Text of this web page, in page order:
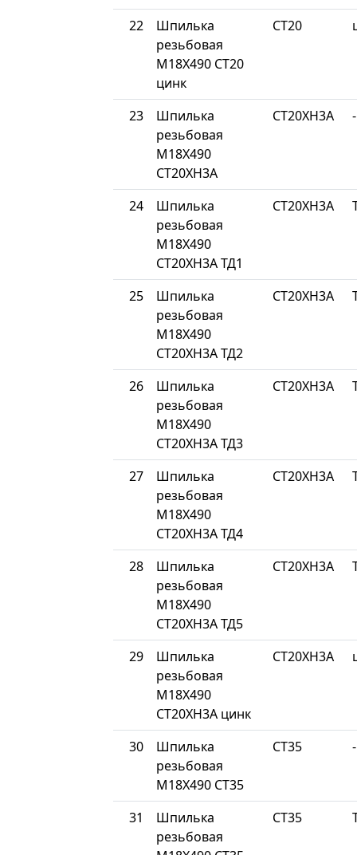
22
Шпилька
резьбовая
М18Х490 СТ20
цинк
СТ20
23
Шпилька
резьбовая
М18Х490
СТ20ХН3А
СТ20ХН3А -
24
Шпилька
резьбовая
М18Х490
СТ20ХН3А ТД1
СТ20ХН3А
25
Шпилька
резьбовая
М18Х490
СТ20ХН3А ТД2
СТ20ХН3А
26
Шпилька
резьбовая
М18Х490
СТ20ХН3А ТД3
СТ20ХН3А
27
Шпилька
резьбовая
М18Х490
СТ20ХН3А ТД4
СТ20ХН3А
28
Шпилька
резьбовая
М18Х490
СТ20ХН3А ТД5
СТ20ХН3А
29
Шпилька
резьбовая
М18Х490
СТ20ХН3А цинк
СТ20ХН3А
30
Шпилька
резьбовая
М18Х490 СТ35
СТ35 -
31
Шпилька
резьбовая
СТ35